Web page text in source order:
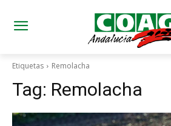
Etiquetas Remolacha
Tag: Remolacha